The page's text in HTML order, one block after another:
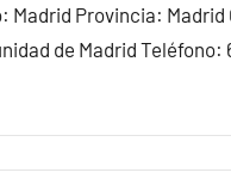
Madrid Provincia: Madrid
de Madrid Teléfono: